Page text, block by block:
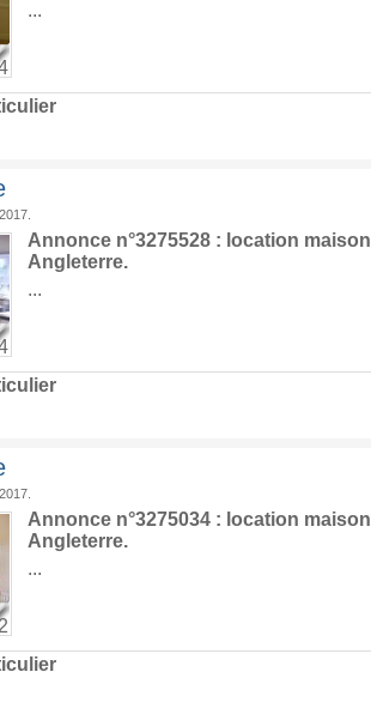
...
Annonce n°3275528 : location maison
Angleterre.
...
Annonce n°3275034 : location maison
Angleterre.
...